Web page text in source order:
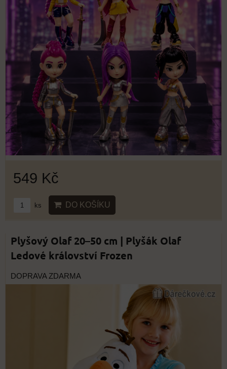
549 Kč
ks DO KOŠÍKU
Plyšový Olaf 20–50 cm | Plyšák Olaf
Ledové království Frozen
DOPRAVA ZDARMA